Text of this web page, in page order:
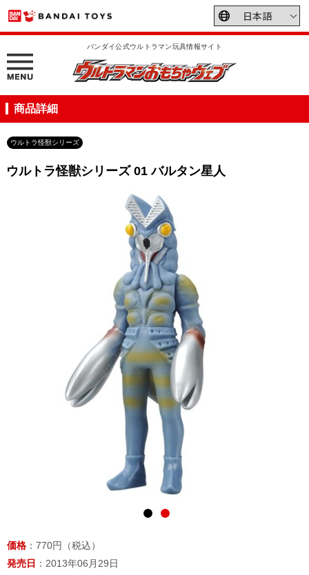
バンダイ公式ウルトラマン玩具情報サイト
商品詳細
ウルトラ怪獣シリーズ
ウルトラ怪獣シリーズ 01 バルタン星人
価格 ：770円（税込）
発売日 ：2013年06月29日